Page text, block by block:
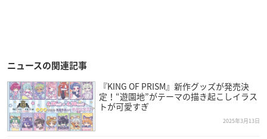
ニュースの関連記事
『KING OF PRISM』新作グッズが発売決
定！“遊園地”がテーマの描き起こしイラス
トが可愛すぎ
2025年3月13日